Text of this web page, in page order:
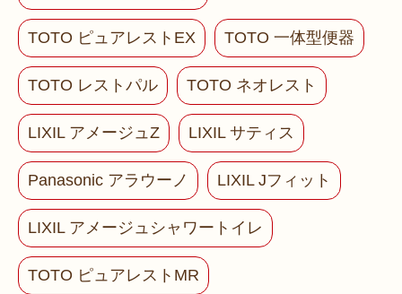
TOTO ピュアレストEX TOTO 一体型便器
TOTO レストパル TOTO ネオレスト
LIXIL アメージュZ LIXIL サティス
Panasonic アラウーノ LIXIL Jフィット
LIXIL アメージュシャワートイレ
TOTO ピュアレストMR